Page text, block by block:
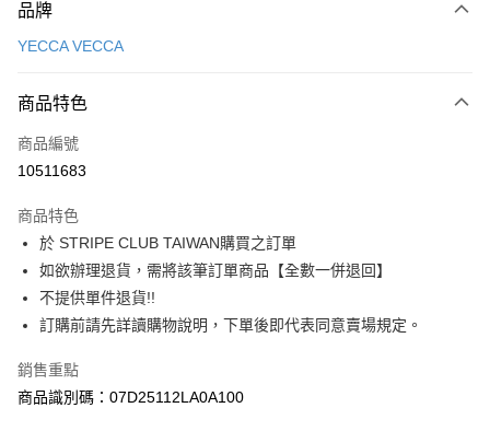
信用卡一次付款
3 期 0 利率 每期
合作金庫商業銀行
上海商業儲蓄銀行
臺灣中小企業銀行
匯豐（台灣）商業銀行
華泰商業銀行
聯邦商業銀行
遠東國際商業銀行
元大商業銀行
玉山商業銀行
星展（台灣）商業銀行
台灣樂天信用卡公司
超商取貨付款
LINE Pay
Apple Pay
街口支付
悠遊付
大哥付你分期
相關說明
品牌
YECCA VECCA
商品特色
商品編號
10511683
商品特色
於 STRIPE CLUB TAIWAN購買之訂單
如欲辦理退貨，需將該筆訂單商品【全數一併退回】
不提供單件退貨!!
訂購前請先詳讀購物說明，下單後即代表同意賣場規定。
銷售重點
商品識別碼：07D25112LA0A100